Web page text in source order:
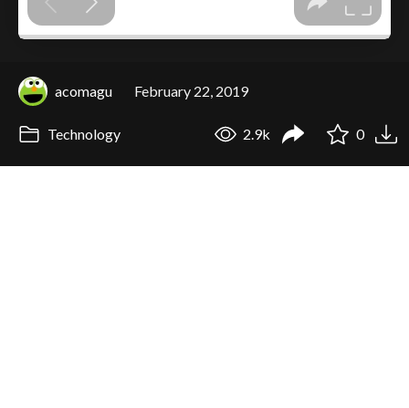
acomagu February 22, 2019
Technology 2.9k 0